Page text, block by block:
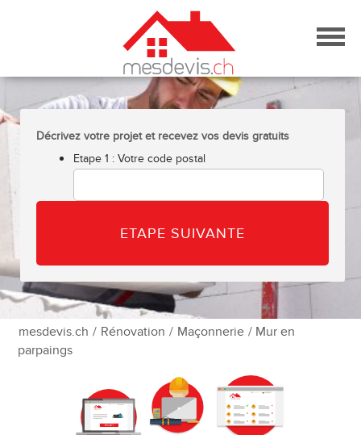
Décrivez votre projet et recevez vos devis gratuits
Etape 1 : Votre code postal
mesdevis.ch / Rénovation / Maçonnerie / Mur en
parpaings